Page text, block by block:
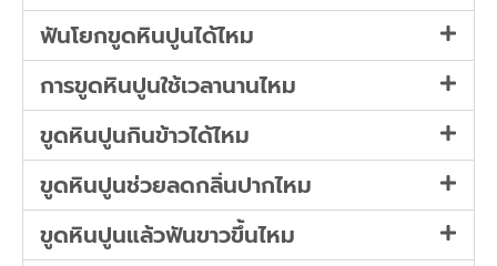
ฟันโยกขูดหินปูนได้ไหม
การขูดหินปูนใช้เวลานานไหม
ขูดหินปูนกินข้าวได้ไหม
ขูดหินปูนช่วยลดกลิ่นปากไหม
ขูดหินปูนแล้วฟันขาวขึ้นไหม